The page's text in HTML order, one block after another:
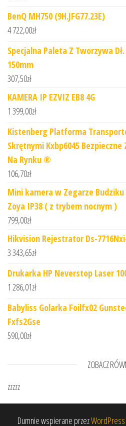
BenQ MH750 (9H.JFG77.23E)
4 722,00zł
Specjalna Paleta Z Tworzywa Dł.
150mm
307,50zł
KAMERA IP EZVIZ EB8 4G
1 399,00zł
Kistenberg Platforma
Skrętnymi Kxbp6045 Bezpieczne
Na Rynku ®
106,70zł
Mini kamera w Zegarze Budziku
Zoya IP38 ( z trybem nocnym )
799,00zł
Hikvision Rejestrator Ds-
3 343,65zł
Drukarka HP Neverstop Laser
1 286,01zł
Babyliss Golarka Foilfx02
Fxfs2Gse
590,00zł
ZOBACZ
zzzzz
Dumnie wspierane przezWordPress